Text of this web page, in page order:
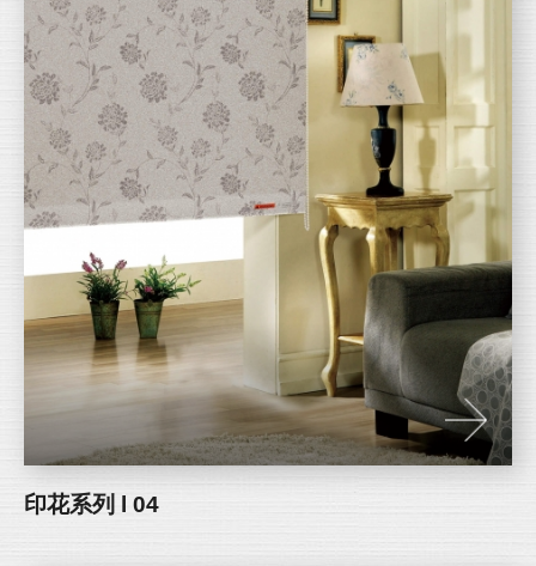
印花系列 l 04